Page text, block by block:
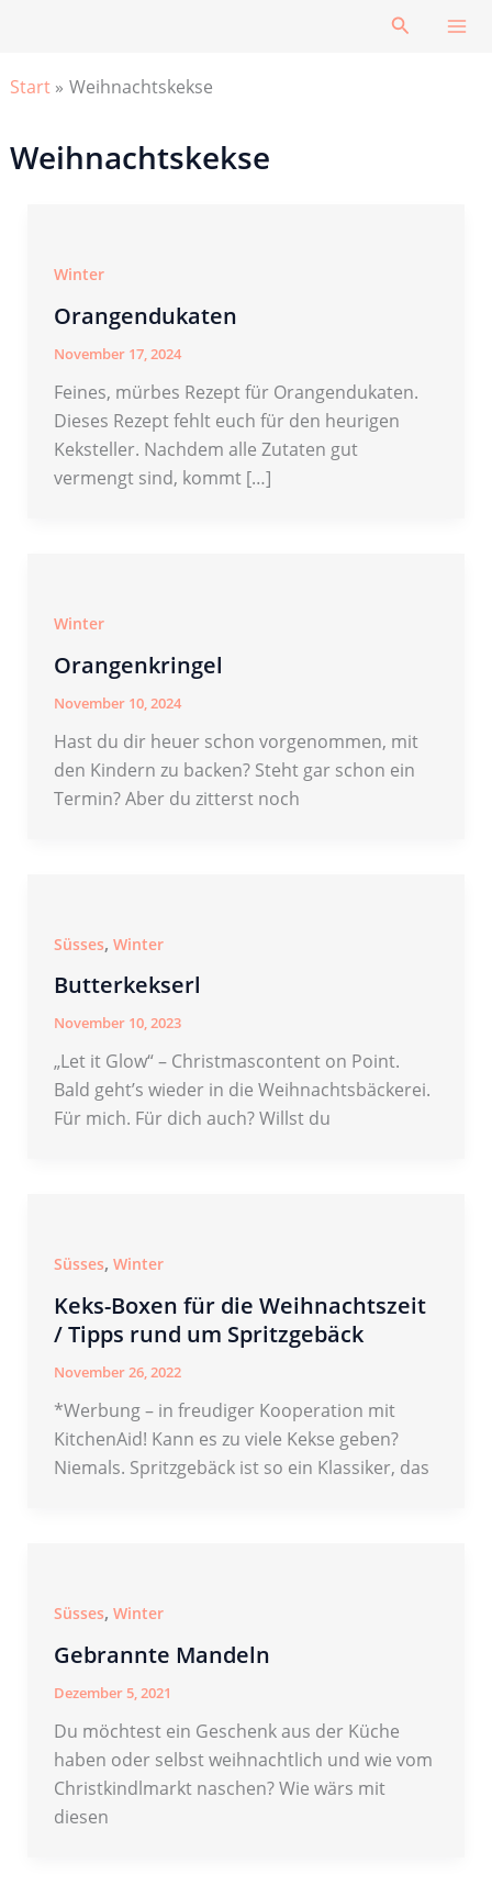
Suchen
Start Weihnachtskekse
Weihnachtskekse
Winter
Orangendukaten
November 17, 2024
Feines, mürbes Rezept für Orangendukaten.
Dieses Rezept fehlt euch für den heurigen
Keksteller. Nachdem alle Zutaten gut
vermengt sind, kommt […]
Winter
Orangenkringel
November 10, 2024
Hast du dir heuer schon vorgenommen, mit
den Kindern zu backen? Steht gar schon ein
Termin? Aber du zitterst noch
Süsses, Winter
Butterkekserl
November 10, 2023
„Let it Glow“ – Christmascontent on Point.
Bald geht’s wieder in die Weihnachtsbäckerei.
Für mich. Für dich auch? Willst du
Süsses, Winter
Keks-Boxen für die Weihnachtszeit
/ Tipps rund um Spritzgebäck
November 26, 2022
*Werbung – in freudiger Kooperation mit
KitchenAid! Kann es zu viele Kekse geben?
Niemals. Spritzgebäck ist so ein Klassiker, das
Süsses, Winter
Gebrannte Mandeln
Dezember 5, 2021
Du möchtest ein Geschenk aus der Küche
haben oder selbst weihnachtlich und wie vom
Christkindlmarkt naschen? Wie wärs mit
diesen